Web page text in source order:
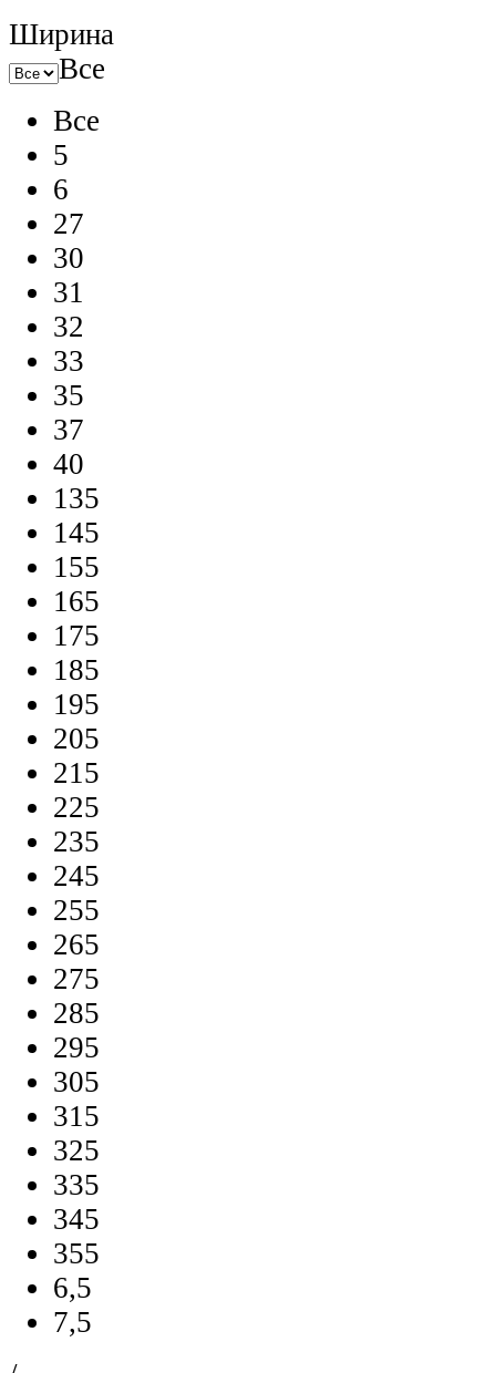
Ширина
Все
Все
5
6
27
30
31
32
33
35
37
40
135
145
155
165
175
185
195
205
215
225
235
245
255
265
275
285
295
305
315
325
335
345
355
6,5
7,5